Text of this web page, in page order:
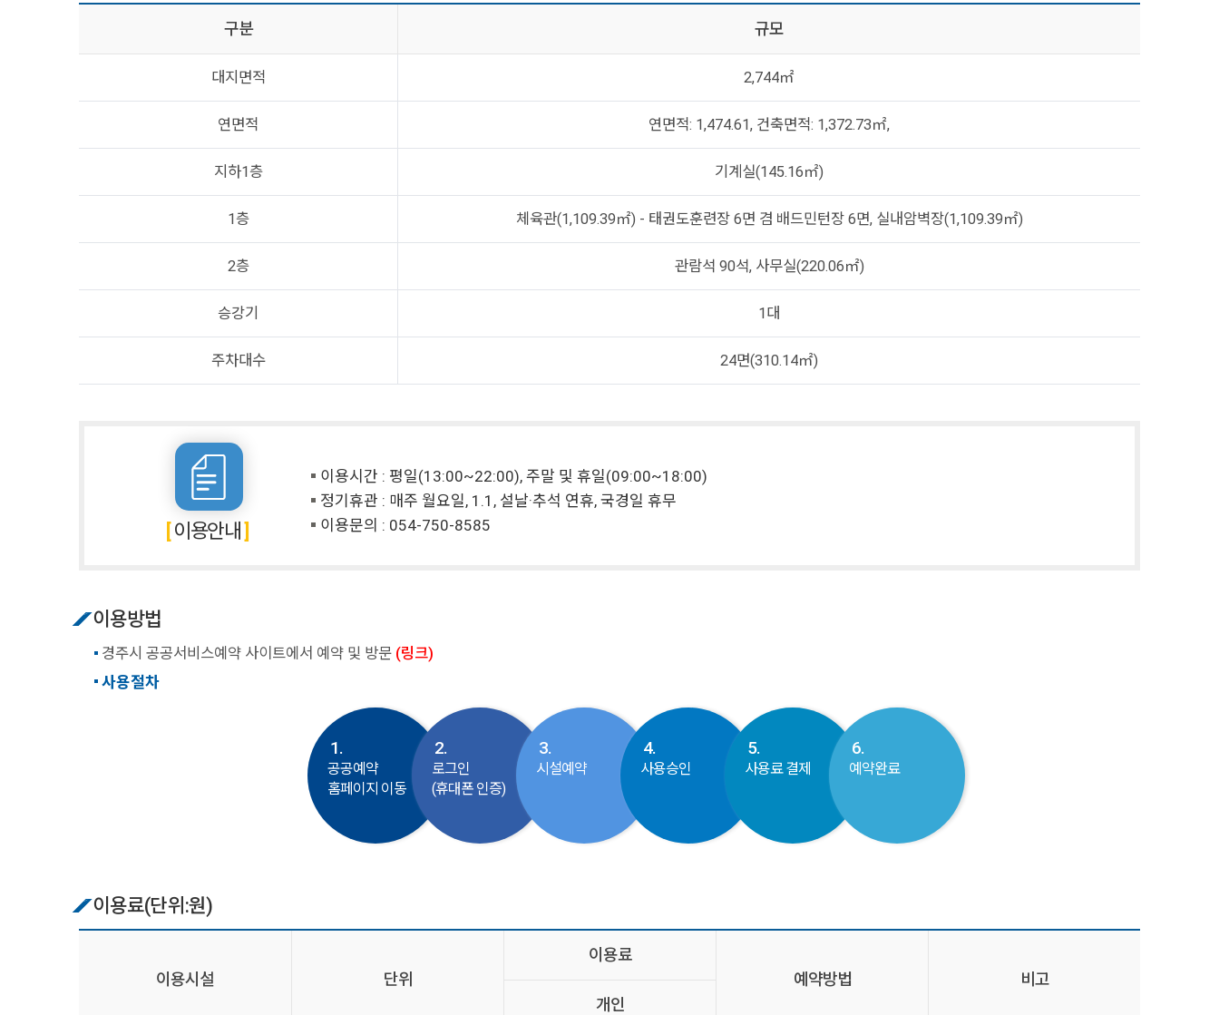
구분 규모
대지면적 2,744㎡
연면적 연면적: 1,474.61, 건축면적: 1,372.73㎡,
지하1층 기계실(145.16㎡)
1층 체육관(1,109.39㎡) - 태권도훈련장 6면 겸 배드민턴장 6면, 실내암벽장(1,109.39㎡)
2층 관람석 90석, 사무실(220.06㎡)
승강기 1대
주차대수 24면(310.14㎡)
이용안내
이용시간 : 평일(13:00~22:00), 주말 및 휴일(09:00~18:00)
정기휴관 : 매주 월요일, 1.1, 설날·추석 연휴, 국경일 휴무
이용문의 : 054-750-8585
이용방법
경주시 공공서비스예약 사이트에서 예약 및 방문 (링크)
사용절차
1.
공공예약
홈페이지 이동
2.
로그인
(휴대폰 인증)
3.
시설예약
4.
사용승인
5.
사용료 결제
6.
예약완료
이용료(단위:원)
이용시설 단위
이용료
예약방법
비고
개인